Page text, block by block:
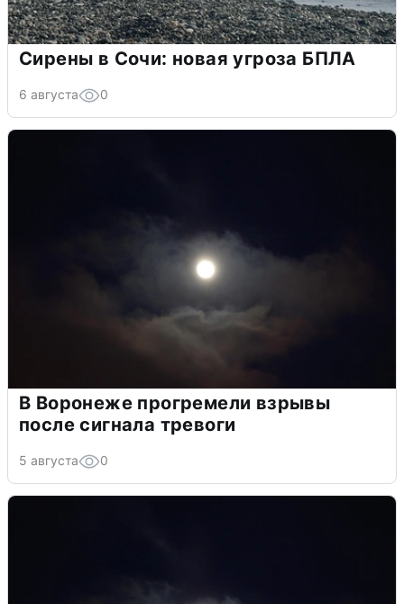
Сирены в Сочи: новая угроза БПЛА
6 августа 0
В Воронеже прогремели взрывы
после сигнала тревоги
5 августа 0